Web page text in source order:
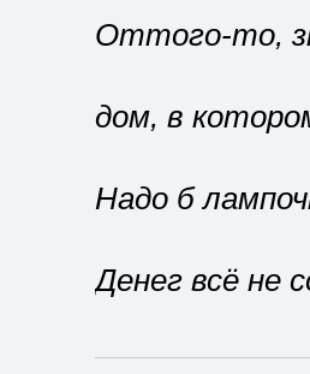
Оттого-то,
дом, в
Надо б
Денег всё не